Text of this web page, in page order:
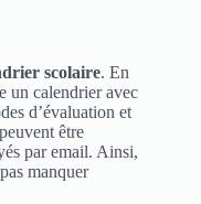
scolaire. En
un calendrier avec
d’évaluation et
être
par email. Ainsi,
manquer